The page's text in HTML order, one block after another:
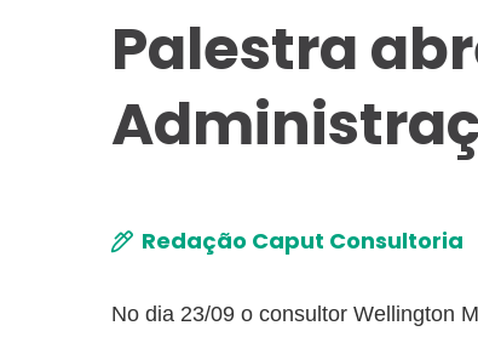
Palestra
Redação Caput Consultoria
No dia 23/09 o consultor Wellington